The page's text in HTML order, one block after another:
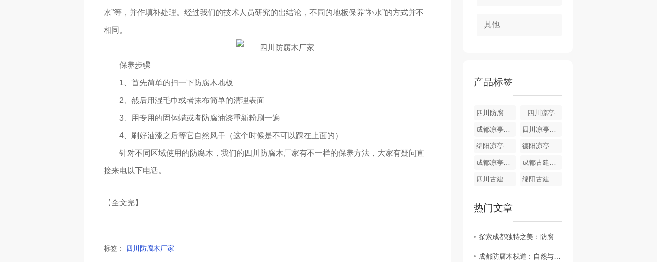
水”等，并作填补处理。经过我们的技术人员研究的出结论，不同的地板保养“补水”的方式并不
相同。
保养步骤
1、首先简单的扫一下防腐木地板
2、然后用湿毛巾或者抹布简单的清理表面
3、用专用的固体蜡或者防腐油漆重新粉刷一遍
4、刷好油漆之后等它自然风干（这个时候是不可以踩在上面的）
针对不同区域使用的防腐木，我们的四川防腐木厂家有不一样的保养方法，大家有疑问直
接来电以下电话。
【全文完】
标签： 四川防腐木厂家
其他
产品标签
四川防腐木木屋 四川凉亭
成都凉亭长廊 四川凉亭长廊
绵阳凉亭长廊 德阳凉亭长廊
成都凉亭长廊 成都古建木屋
四川古建木屋 绵阳古建木屋
热门文章
探索成都独特之美：防腐木栈道游览指南
成都防腐木栈道：自然与人文的..结合